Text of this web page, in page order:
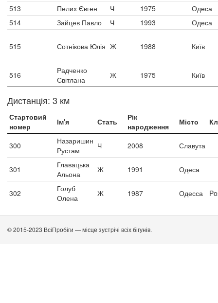
513
Пелих Євген Ч 1975
Одеса
514
Зайцев Павло Ч 1993 Одеса
515 Сотнікова Юлія Ж 1988 Київ
516
Радченко
Світлана
Ж 1975 Київ
Дистанція: 3 км
Стартовий
номер
Ім'я Стать
Рік
народження
Місто
300
Назаришин
Рустам
Ч 2008 Славута
301
Главацька
Альона
Ж 1991 Одеса
302
Голуб
Олена
Ж 1987 Одесса
© 2015-2023 ВсіПробіги — місце зустрічі всіх бігунів.